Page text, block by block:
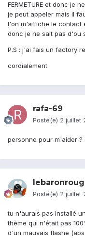
FERMETURE et donc je
je peut appeler mais il
l'on m'affiche le contact
donc je ne sait pas d'ou
P.S : j'ai fais un factory
cordialement
rafa-69
Posté(e) 2 juillet
personne pour m'aider ?
Posté(e) 2 juillet
tu n'aurais pas installé
thème qui n'était pas
d'un mauvais flashe